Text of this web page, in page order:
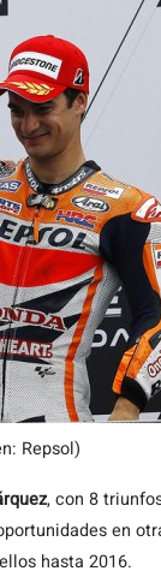
Repsol)
, con 8
en
hasta 2016.